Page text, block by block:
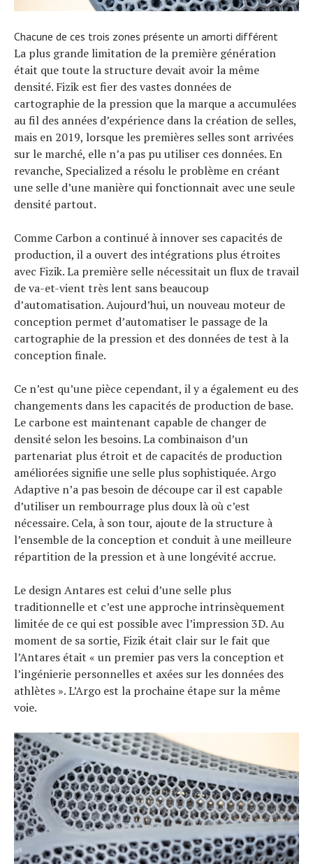
Chacune de ces trois zones présente un amorti différent
La plus grande limitation de la première génération
était que toute la structure devait avoir la même
densité. Fizik est fier des vastes données de
cartographie de la pression que la marque a accumulées
au fil des années d’expérience dans la création de selles,
mais en 2019, lorsque les premières selles sont arrivées
sur le marché, elle n’a pas pu utiliser ces données. En
revanche, Specialized a résolu le problème en créant
une selle d’une manière qui fonctionnait avec une seule
densité partout.
Comme Carbon a continué à innover ses capacités de
production, il a ouvert des intégrations plus étroites
avec Fizik. La première selle nécessitait un flux de travail
de va-et-vient très lent sans beaucoup
d’automatisation. Aujourd’hui, un nouveau moteur de
conception permet d’automatiser le passage de la
cartographie de la pression et des données de test à la
conception finale.
Ce n’est qu’une pièce cependant, il y a également eu des
changements dans les capacités de production de base.
Le carbone est maintenant capable de changer de
densité selon les besoins. La combinaison d’un
partenariat plus étroit et de capacités de production
améliorées signifie une selle plus sophistiquée. Argo
Adaptive n’a pas besoin de découpe car il est capable
d’utiliser un rembourrage plus doux là où c’est
nécessaire. Cela, à son tour, ajoute de la structure à
l’ensemble de la conception et conduit à une meilleure
répartition de la pression et à une longévité accrue.
Le design Antares est celui d’une selle plus
traditionnelle et c’est une approche intrinsèquement
limitée de ce qui est possible avec l’impression 3D. Au
moment de sa sortie, Fizik était clair sur le fait que
l’Antares était « un premier pas vers la conception et
l’ingénierie personnelles et axées sur les données des
athlètes ». L’Argo est la prochaine étape sur la même
voie.